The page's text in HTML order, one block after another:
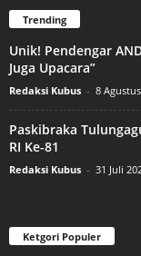
Trending
Unik! Pendengar
Juga Upacara”
Redaksi Kubus - 8
Paskibraka
RI Ke-81
Redaksi Kubus - 31 Juli
Ketgori Populer